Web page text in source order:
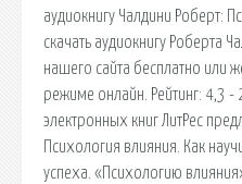
аудиокнигу Чалдини Роберт:
скачать аудиокнигу Роберта
нашего сайта бесплатно или
режиме онлайн. Рейтинг: 4,3
электронных книг ЛитРес
Психология влияния. Как
успеха. «Психологию